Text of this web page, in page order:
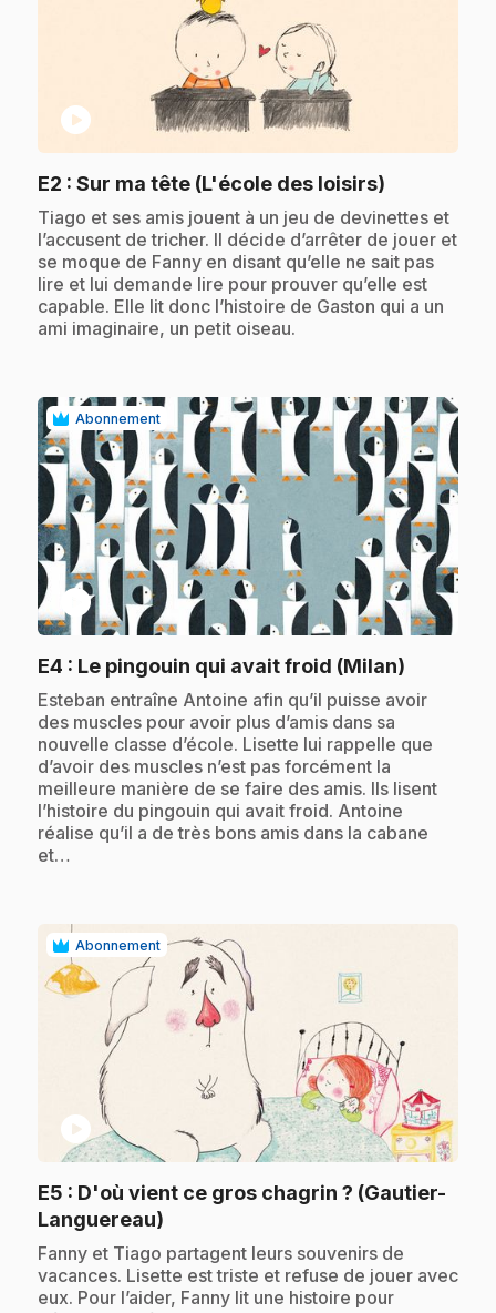
play_circle
E2 : Sur ma tête (L'école des loisirs)
.Tiago et ses amis jouent à un jeu de devinettes et
l’accusent de tricher. Il décide d’arrêter de jouer et
se moque de Fanny en disant qu’elle ne sait pas
lire et lui demande lire pour prouver qu’elle est
capable. Elle lit donc l’histoire de Gaston qui a un
ami imaginaire, un petit oiseau.
Abonnement
play_circle
E4 : Le pingouin qui avait froid (Milan)
.Esteban entraîne Antoine afin qu’il puisse avoir
des muscles pour avoir plus d’amis dans sa
nouvelle classe d’école. Lisette lui rappelle que
d’avoir des muscles n’est pas forcément la
meilleure manière de se faire des amis. Ils lisent
l’histoire du pingouin qui avait froid. Antoine
réalise qu’il a de très bons amis dans la cabane
et…
Abonnement
play_circle
E5 : D'où vient ce gros chagrin ? (Gautier-
Languereau)
.Fanny et Tiago partagent leurs souvenirs de
vacances. Lisette est triste et refuse de jouer avec
eux. Pour l’aider, Fanny lit une histoire pour